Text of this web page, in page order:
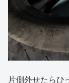
片側外せたらひ